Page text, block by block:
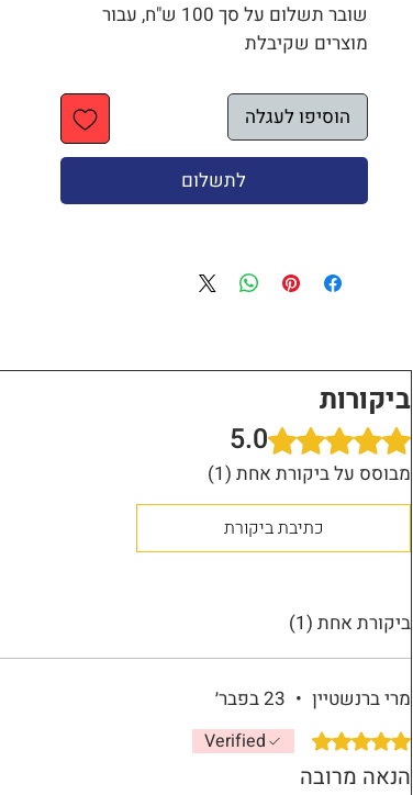
שובר תשלום על סך 100 ש"ח, עבור
מוצרים שקיבלת
הוסיפו לעגלה
לתשלום
ביקורות
דירוג של 5 מתוך 5 כוכבים. 5.0
מבוסס על ביקורת אחת (1)
כתיבת ביקורת
ביקורת אחת (1)
מרי ברנשטיין • 23 בפבר׳
דירוג של 5 מתוך 5 כוכבים. Verified
הנאה מרובה